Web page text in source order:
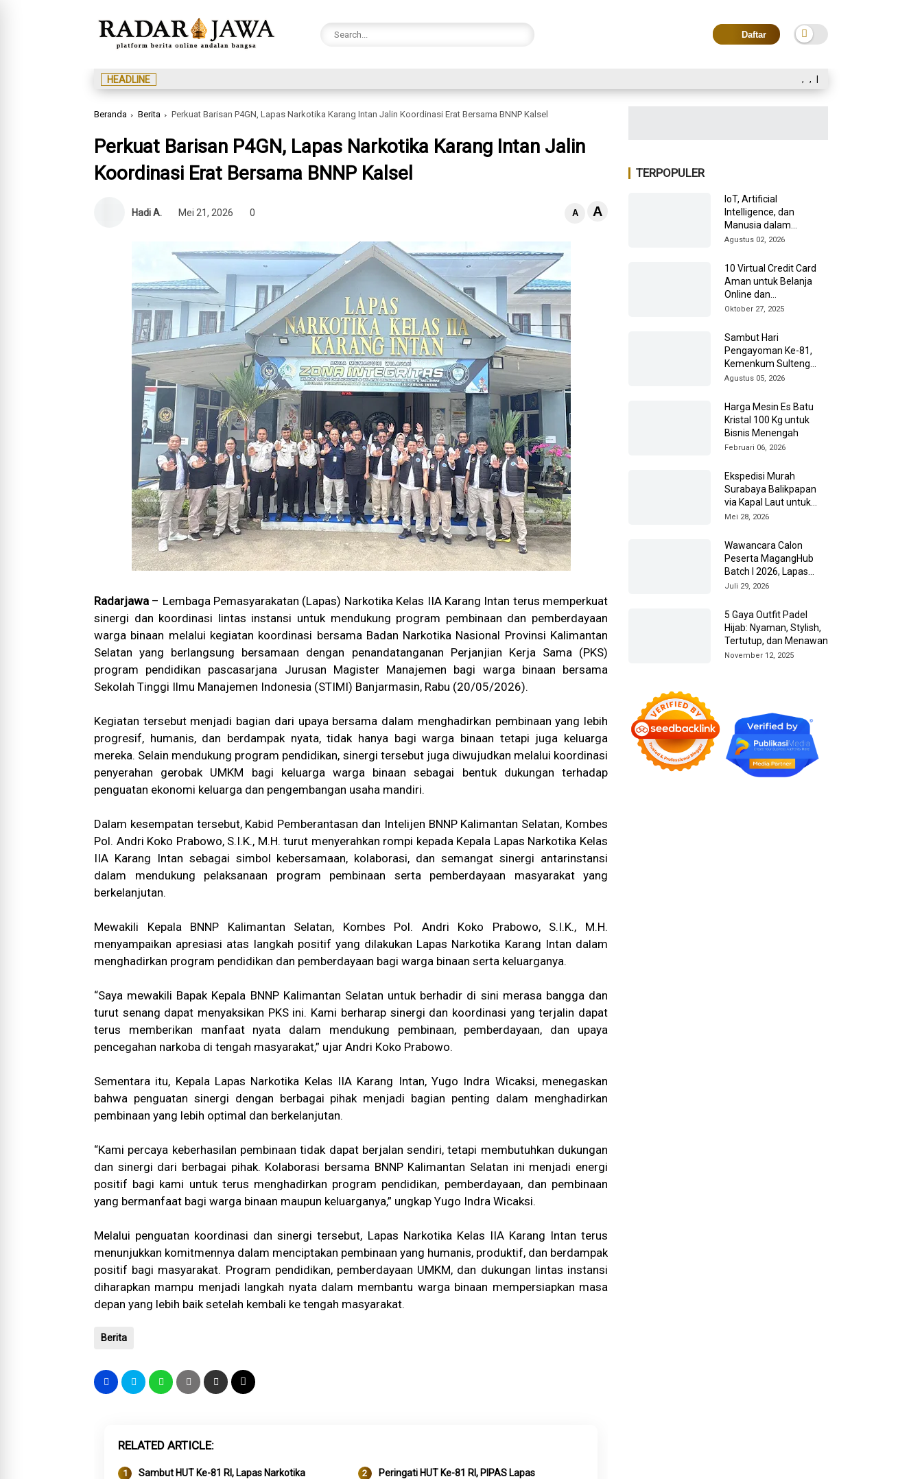
Daftar
, , |
HEADLINE
Beranda Berita Perkuat Barisan P4GN, Lapas Narkotika Karang Intan Jalin Koordinasi Erat Bersama BNNP Kalsel
Perkuat Barisan P4GN, Lapas Narkotika Karang Intan Jalin
Koordinasi Erat Bersama BNNP Kalsel
Hadi A. Mei 21, 2026 0 A A
Radarjawa – Lembaga Pemasyarakatan (Lapas) Narkotika Kelas IIA Karang Intan terus memperkuat
sinergi dan koordinasi lintas instansi untuk mendukung program pembinaan dan pemberdayaan
warga binaan melalui kegiatan koordinasi bersama Badan Narkotika Nasional Provinsi Kalimantan
Selatan yang berlangsung bersamaan dengan penandatanganan Perjanjian Kerja Sama (PKS)
program pendidikan pascasarjana Jurusan Magister Manajemen bagi warga binaan bersama
Sekolah Tinggi Ilmu Manajemen Indonesia (STIMI) Banjarmasin, Rabu (20/05/2026).
Kegiatan tersebut menjadi bagian dari upaya bersama dalam menghadirkan pembinaan yang lebih
progresif, humanis, dan berdampak nyata, tidak hanya bagi warga binaan tetapi juga keluarga
mereka. Selain mendukung program pendidikan, sinergi tersebut juga diwujudkan melalui koordinasi
penyerahan gerobak UMKM bagi keluarga warga binaan sebagai bentuk dukungan terhadap
penguatan ekonomi keluarga dan pengembangan usaha mandiri.
Dalam kesempatan tersebut, Kabid Pemberantasan dan Intelijen BNNP Kalimantan Selatan, Kombes
Pol. Andri Koko Prabowo, S.I.K., M.H. turut menyerahkan rompi kepada Kepala Lapas Narkotika Kelas
IIA Karang Intan sebagai simbol kebersamaan, kolaborasi, dan semangat sinergi antarinstansi
dalam mendukung pelaksanaan program pembinaan serta pemberdayaan masyarakat yang
berkelanjutan.
Mewakili Kepala BNNP Kalimantan Selatan, Kombes Pol. Andri Koko Prabowo, S.I.K., M.H.
menyampaikan apresiasi atas langkah positif yang dilakukan Lapas Narkotika Karang Intan dalam
menghadirkan program pendidikan dan pemberdayaan bagi warga binaan serta keluarganya.
“Saya mewakili Bapak Kepala BNNP Kalimantan Selatan untuk berhadir di sini merasa bangga dan
turut senang dapat menyaksikan PKS ini. Kami berharap sinergi dan koordinasi yang terjalin dapat
terus memberikan manfaat nyata dalam mendukung pembinaan, pemberdayaan, dan upaya
pencegahan narkoba di tengah masyarakat,” ujar Andri Koko Prabowo.
Sementara itu, Kepala Lapas Narkotika Kelas IIA Karang Intan, Yugo Indra Wicaksi, menegaskan
bahwa penguatan sinergi dengan berbagai pihak menjadi bagian penting dalam menghadirkan
pembinaan yang lebih optimal dan berkelanjutan.
“Kami percaya keberhasilan pembinaan tidak dapat berjalan sendiri, tetapi membutuhkan dukungan
dan sinergi dari berbagai pihak. Kolaborasi bersama BNNP Kalimantan Selatan ini menjadi energi
positif bagi kami untuk terus menghadirkan program pendidikan, pemberdayaan, dan pembinaan
yang bermanfaat bagi warga binaan maupun keluarganya,” ungkap Yugo Indra Wicaksi.
Melalui penguatan koordinasi dan sinergi tersebut, Lapas Narkotika Kelas IIA Karang Intan terus
menunjukkan komitmennya dalam menciptakan pembinaan yang humanis, produktif, dan berdampak
positif bagi masyarakat. Program pendidikan, pemberdayaan UMKM, dan dukungan lintas instansi
diharapkan mampu menjadi langkah nyata dalam membantu warga binaan mempersiapkan masa
depan yang lebih baik setelah kembali ke tengah masyarakat.
Berita
RELATED ARTICLE
Sambut HUT Ke-81 RI, Lapas Narkotika
Peringati HUT Ke-81 RI, PIPAS Lapas
TERPOPULER
IoT, Artificial
Intelligence, dan
Manusia dalam
Transformasi Industri
Agustus 02, 2026
10 Virtual Credit Card
Aman untuk Belanja
Online dan
Internasional
Oktober 27, 2025
Sambut Hari
Pengayoman Ke-81,
Kemenkum Sulteng
Ziarah ke TMP Tatura
Agustus 05, 2026
Harga Mesin Es Batu
Kristal 100 Kg untuk
Bisnis Menengah
Februari 06, 2026
Ekspedisi Murah
Surabaya Balikpapan
via Kapal Laut untuk
Pengiriman Barang
Mei 28, 2026
Wawancara Calon
Peserta MagangHub
Batch I 2026, Lapas
Amuntai Kedepankan
Juli 29, 2026
5 Gaya Outfit Padel
Hijab: Nyaman, Stylish,
Tertutup, dan Menawan
November 12, 2025